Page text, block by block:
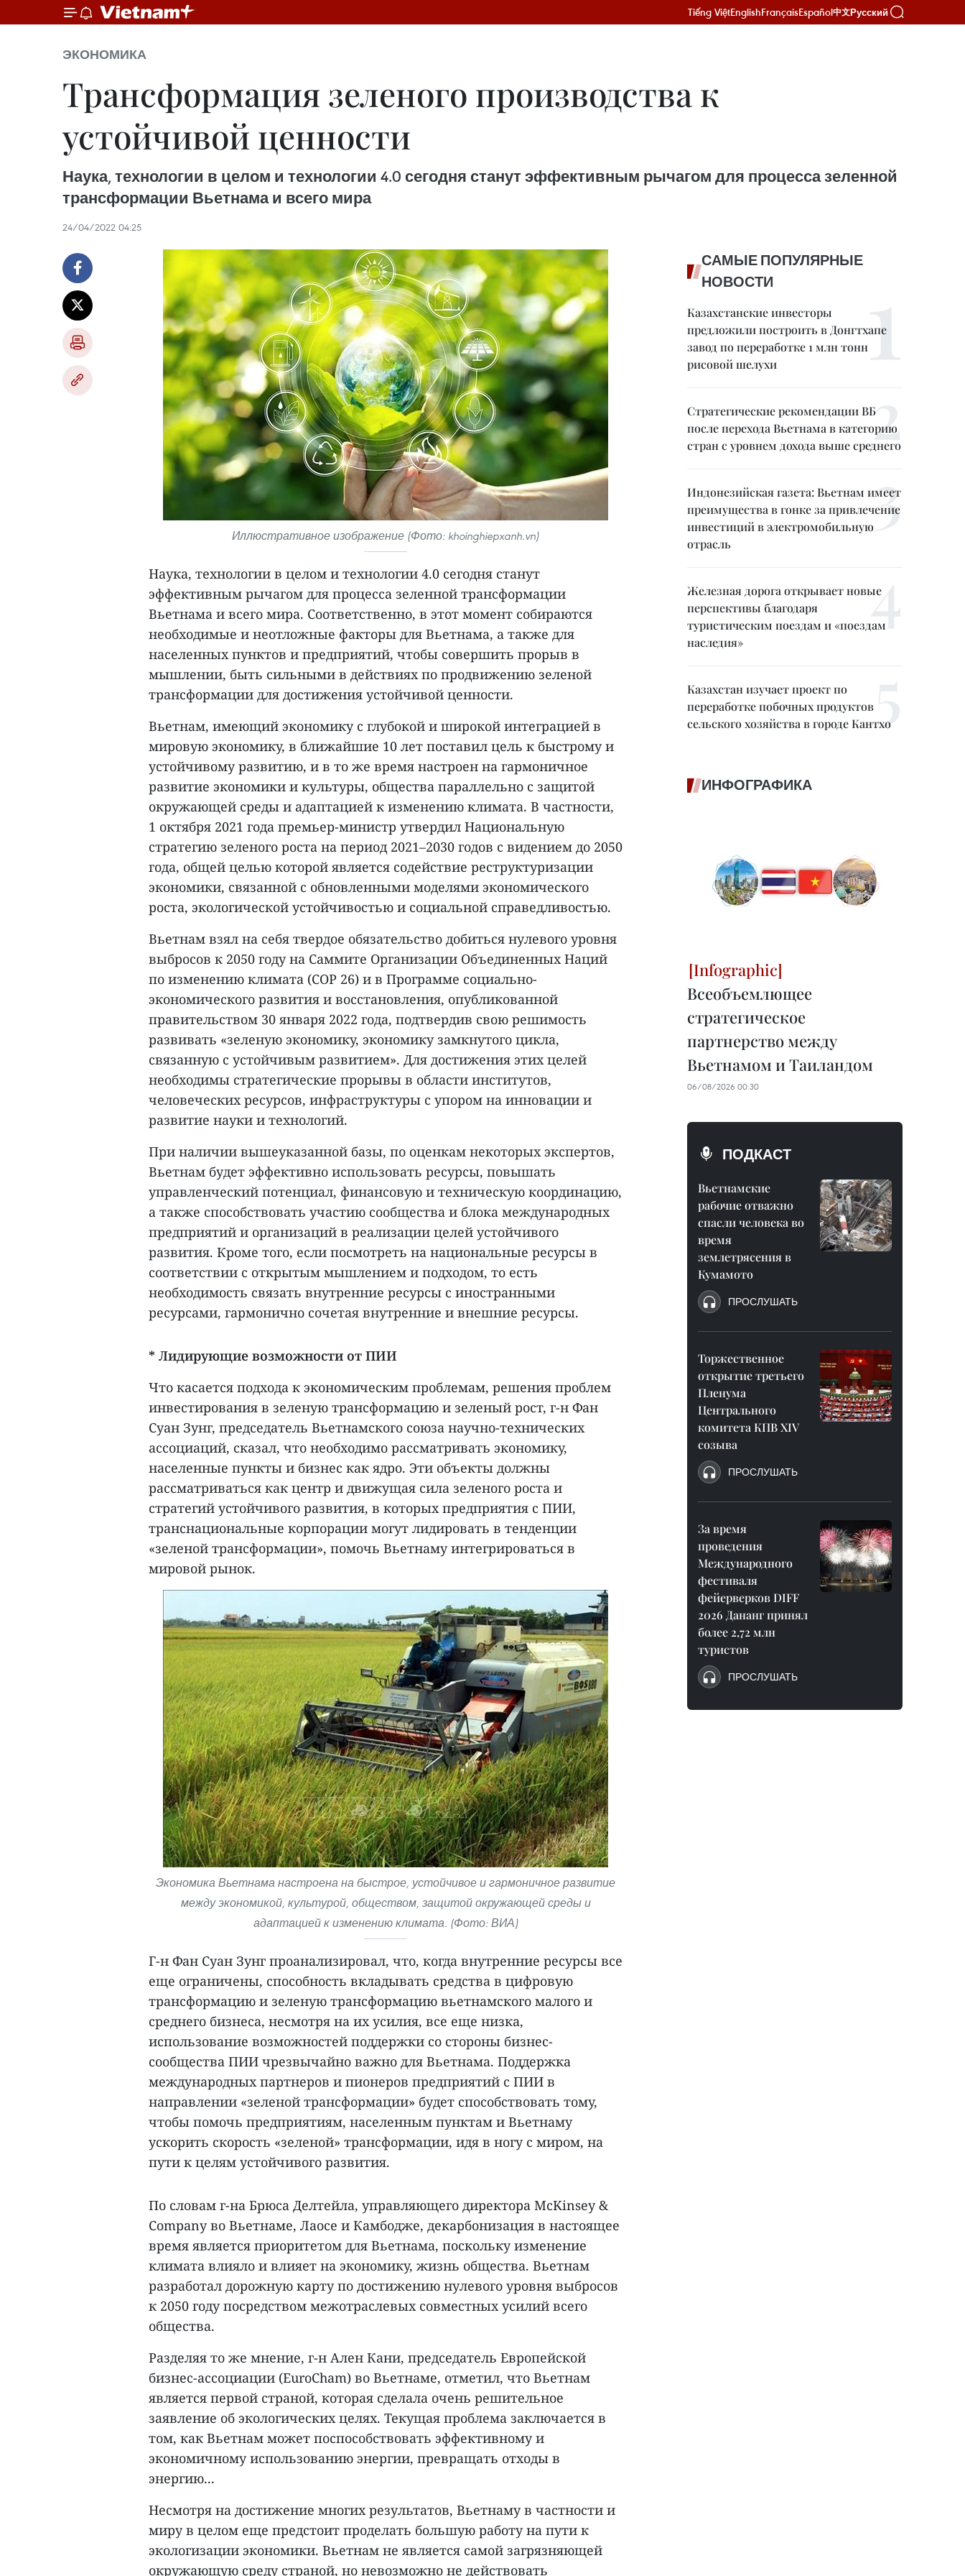
Tiếng ViệtEnglishFrançaisEspañol中文Русский
ЭКОНОМИКА
Трансформация зеленого производства к
устойчивой ценности
Наука, технологии в целом и технологии 4.0 сегодня станут эффективным рычагом для процесса зеленной
трансформации Вьетнама и всего мира
24/04/2022 04:25
Иллюстративное изображение (Фото: khoinghiepxanh.vn)
Наука, технологии в целом и технологии 4.0 сегодня станут
эффективным рычагом для процесса зеленной трансформации
Вьетнама и всего мира. Соответственно, в этот момент собираются
необходимые и неотложные факторы для Вьетнама, а также для
населенных пунктов и предприятий, чтобы совершить прорыв в
мышлении, быть сильными в действиях по продвижению зеленой
трансформации для достижения устойчивой ценности.
Вьетнам, имеющий экономику с глубокой и широкой интеграцией в
мировую экономику, в ближайшие 10 лет поставил цель к быстрому и
устойчивому развитию, и в то же время настроен на гармоничное
развитие экономики и культуры, общества параллельно с защитой
окружающей среды и адаптацией к изменению климата. В частности,
1 октября 2021 года премьер-министр утвердил Национальную
стратегию зеленого роста на период 2021–2030 годов с видением до 2050
года, общей целью которой является содействие реструктуризации
экономики, связанной с обновленными моделями экономического
роста, экологической устойчивостью и социальной справедливостью.
Вьетнам взял на себя твердое обязательство добиться нулевого уровня
выбросов к 2050 году на Саммите Организации Объединенных Наций
по изменению климата (COP 26) и в Программе социально-
экономического развития и восстановления, опубликованной
правительством 30 января 2022 года, подтвердив свою решимость
развивать «зеленую экономику, экономику замкнутого цикла,
связанную с устойчивым развитием». Для достижения этих целей
необходимы стратегические прорывы в области институтов,
человеческих ресурсов, инфраструктуры с упором на инновации и
развитие науки и технологий.
При наличии вышеуказанной базы, по оценкам некоторых экспертов,
Вьетнам будет эффективно использовать ресурсы, повышать
управленческий потенциал, финансовую и техническую координацию,
а также способствовать участию сообщества и блока международных
предприятий и организаций в реализации целей устойчивого
развития. Кроме того, если посмотреть на национальные ресурсы в
соответствии с открытым мышлением и подходом, то есть
необходимость связать внутренние ресурсы с иностранными
ресурсами, гармонично сочетая внутренние и внешние ресурсы.
* Лидирующие возможности от ПИИ
Что касается подхода к экономическим проблемам, решения проблем
инвестирования в зеленую трансформацию и зеленый рост, г-н Фан
Суан Зунг, председатель Вьетнамского союза научно-технических
ассоциаций, сказал, что необходимо рассматривать экономику,
населенные пункты и бизнес как ядро. Эти объекты должны
рассматриваться как центр и движущая сила зеленого роста и
стратегий устойчивого развития, в которых предприятия с ПИИ,
транснациональные корпорации могут лидировать в тенденции
«зеленой трансформации», помочь Вьетнаму интегрироваться в
мировой рынок.
Экономика Вьетнама настроена на быстрое, устойчивое и гармоничное развитие
между экономикой, культурой, обществом, защитой окружающей среды и
адаптацией к изменению климата. (Фото: ВИА)
Г-н Фан Суан Зунг проанализировал, что, когда внутренние ресурсы все
еще ограничены, способность вкладывать средства в цифровую
трансформацию и зеленую трансформацию вьетнамского малого и
среднего бизнеса, несмотря на их усилия, все еще низка,
использование возможностей поддержки со стороны бизнес-
сообщества ПИИ чрезвычайно важно для Вьетнама. Поддержка
международных партнеров и пионеров предприятий с ПИИ в
направлении «зеленой трансформации» будет способствовать тому,
чтобы помочь предприятиям, населенным пунктам и Вьетнаму
ускорить скорость «зеленой» трансформации, идя в ногу с миром, на
пути к целям устойчивого развития.
По словам г-на Брюса Делтейла, управляющего директора McKinsey &
Company во Вьетнаме, Лаосе и Камбодже, декарбонизация в настоящее
время является приоритетом для Вьетнама, поскольку изменение
климата влияло и влияет на экономику, жизнь общества. Вьетнам
разработал дорожную карту по достижению нулевого уровня выбросов
к 2050 году посредством межотраслевых совместных усилий всего
общества.
Разделяя то же мнение, г-н Ален Кани, председатель Европейской
бизнес-ассоциации (EuroCham) во Вьетнаме, отметил, что Вьетнам
является первой страной, которая сделала очень решительное
заявление об экологических целях. Текущая проблема заключается в
том, как Вьетнам может поспособствовать эффективному и
экономичному использованию энергии, превращать отходы в
энергию...
Несмотря на достижение многих результатов, Вьетнаму в частности и
миру в целом еще предстоит проделать большую работу на пути к
экологизации экономики. Вьетнам не является самой загрязняющей
окружающую среду страной, но невозможно не действовать
САМЫЕ ПОПУЛЯРНЫЕ
НОВОСТИ
Казахстанские инвесторы
предложили построить в Донгтхапе
завод по переработке 1 млн тонн
рисовой шелухи
Стратегические рекомендации ВБ
после перехода Вьетнама в категорию
стран с уровнем дохода выше среднего
Индонезийская газета: Вьетнам имеет
преимущества в гонке за привлечение
инвестиций в электромобильную
отрасль
Железная дорога открывает новые
перспективы благодаря
туристическим поездам и «поездам
наследия»
Казахстан изучает проект по
переработке побочных продуктов
сельского хозяйства в городе Кантхо
ИНФОГРАФИКА
Всеобъемлющее
стратегическое
партнерство между
Вьетнамом и Таиландом
06/08/2026 00:30
ПОДКАСТ
Вьетнамские
рабочие отважно
спасли человека во
время
землетрясения в
Кумамото
ПРОСЛУШАТЬ
Торжественное
открытие третьего
Пленума
Центрального
комитета КПВ XIV
созыва
ПРОСЛУШАТЬ
За время
проведения
Международного
фестиваля
фейерверков DIFF
2026 Дананг принял
более 2,72 млн
туристов
ПРОСЛУШАТЬ